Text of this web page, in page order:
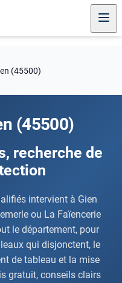
(45500)
(45500)
recherche de
intervient à Gien
ou La Faïencerie
le département, pour
qui disjonctent, le
de tableau et la mise
gratuit, conseils clairs